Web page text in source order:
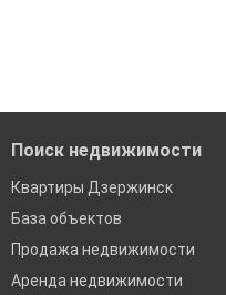
Поиск недвижимости
Квартиры Дзержинск
База объектов
Продажа недвижимости
Аренда недвижимости